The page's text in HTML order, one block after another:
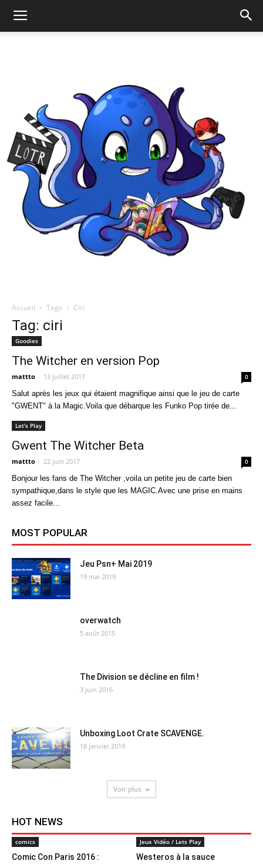
Accueil Tags Ciri
Tag: ciri
Goodies
The Witcher en version Pop
mattto - 13 juillet 2017 0
Salut après les jeux qui étaient magnifique ainsi que le jeu de carte
"GWENT" à la Magic.Voila que débarque les Funko Pop tirée de...
Let's Play
Gwent The Witcher Beta
mattto - 22 juin 2017 0
Bonjour les fans de The Witcher ,voila un petite jeu de carte bien
sympathique,dans le style que les MAGIC.Avec une prise en mains
assez facile...
MOST POPULAR
Jeu Psn+ Mai 2019
19 mai 2019
overwatch
5 août 2015
The Division se décline en film !
3 juin 2016
Unboxing Loot Crate SCAVENGE.
18 janvier 2019
Voir plus
HOT NEWS
comics
Comic Con Paris 2016 :
Jeux Vidéo / Lets Play
Westeros à la sauce